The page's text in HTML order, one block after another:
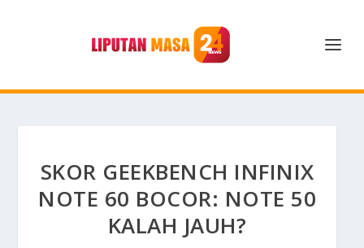
SKOR GEEKBENCH INFINIX
NOTE 60 BOCOR: NOTE 50
KALAH JAUH?